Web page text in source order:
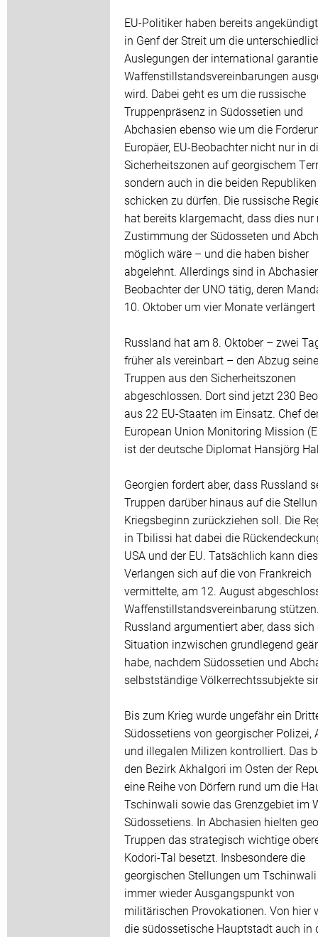
EU-Politiker haben bereits
in Genf der Streit um die
Auslegungen der international
Waffenstillstandsvereinbarungen
wird. Dabei geht es um die russische
Truppenpräsenz in Südossetien und
Abchasien ebenso wie um die
Europäer, EU-Beobachter nicht nur in
Sicherheitszonen auf georgischem
sondern auch in die beiden Republiken
schicken zu dürfen. Die russische
hat bereits klargemacht, dass dies nur
Zustimmung der Südosseten und
möglich wäre – und die haben bisher
abgelehnt. Allerdings sind in
Beobachter der UNO tätig, deren
10. Oktober um vier Monate
Russland hat am 8. Oktober – zwei
früher als vereinbart – den Abzug
Truppen aus den Sicherheitszonen
abgeschlossen. Dort sind jetzt 230
aus 22 EU-Staaten im Einsatz. Chef
European Union Monitoring Mission
ist der deutsche Diplomat Hansjörg
Georgien fordert aber, dass Russland
Truppen darüber hinaus auf die
Kriegsbeginn zurückziehen soll. Die
in Tbilissi hat dabei die
USA und der EU. Tatsächlich kann
Verlangen sich auf die von Frankreich
vermittelte, am 12. August
Waffenstillstandsvereinbarung
Russland argumentiert aber, dass sich
Situation inzwischen grundlegend
habe, nachdem Südossetien und
selbstständige Völkerrechtssubjekte
Bis zum Krieg wurde ungefähr ein
Südossetiens von georgischer Polizei,
und illegalen Milizen kontrolliert. Das
den Bezirk Akhalgori im Osten der
eine Reihe von Dörfern rund um die
Tschinwali sowie das Grenzgebiet im
Südossetiens. In Abchasien hielten
Truppen das strategisch wichtige
Kodori-Tal besetzt. Insbesondere die
georgischen Stellungen um
immer wieder Ausgangspunkt von
militärischen Provokationen. Von hier
die südossetische Hauptstadt auch in